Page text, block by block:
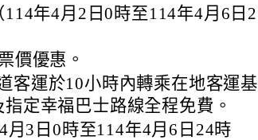
年4月2日0時至114年4月6日2
價優惠。
客運於10小時內轉乘在地客運基
定幸福巴士路線全程免費。
月3日0時至114年4月6日24時